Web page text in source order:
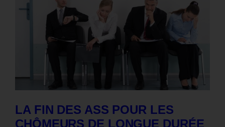
LA FIN DES ASS POUR LES
CHÔMEURS DE LONGUE DURÉE